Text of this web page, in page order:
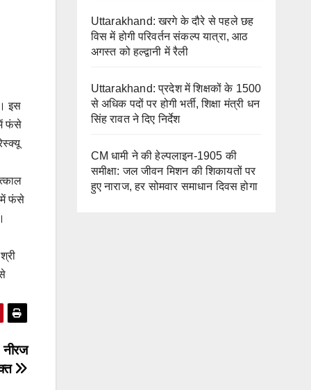
इस
फंसे
में फंसे
नीरज
Uttarakhand: खरगे के दौरे से पहले छह
विस में होगी परिवर्तन संकल्प यात्रा, आठ
अगस्त को हल्द्वानी में रैली
Uttarakhand: प्रदेश में शिक्षकों के 1500
से अधिक पदों पर होगी भर्ती, शिक्षा मंत्री धन
सिंह रावत ने दिए निर्देश
CM धामी ने की हेल्पलाइन-1905 की
समीक्षा: जल जीवन मिशन की शिकायतों पर
हुए नाराज, हर सोमवार समाधान दिवस होगा